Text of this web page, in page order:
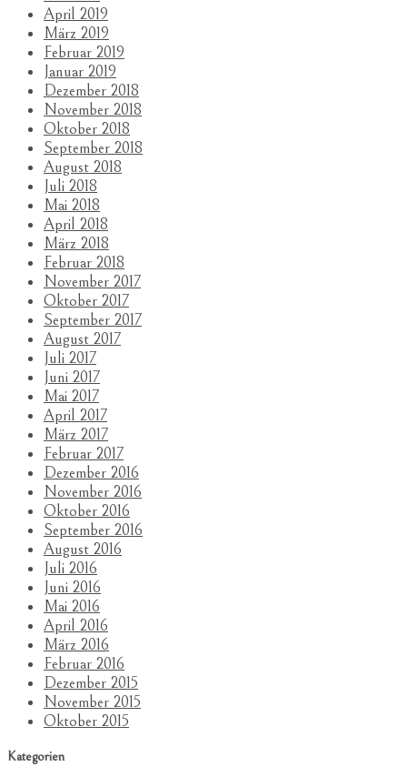
April 2019
März 2019
Februar 2019
Januar 2019
Dezember 2018
November 2018
Oktober 2018
September 2018
August 2018
Juli 2018
Mai 2018
April 2018
März 2018
Februar 2018
November 2017
Oktober 2017
September 2017
August 2017
Juli 2017
Juni 2017
Mai 2017
April 2017
März 2017
Februar 2017
Dezember 2016
November 2016
Oktober 2016
September 2016
August 2016
Juli 2016
Juni 2016
Mai 2016
April 2016
März 2016
Februar 2016
Dezember 2015
November 2015
Oktober 2015
Kategorien